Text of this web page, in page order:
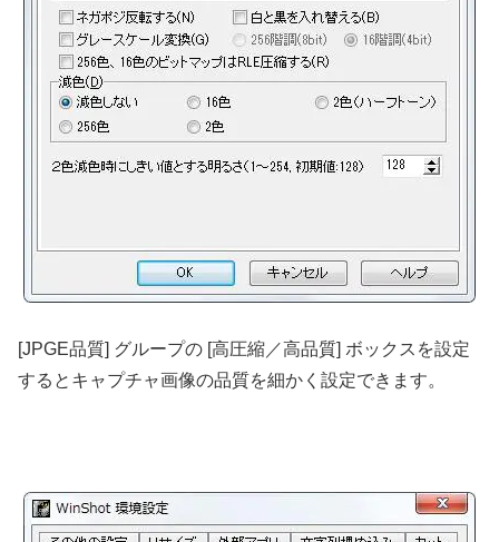
[JPGE品質] グループの [高圧縮／高品質] ボックスを設定
するとキャプチャ画像の品質を細かく設定できます。